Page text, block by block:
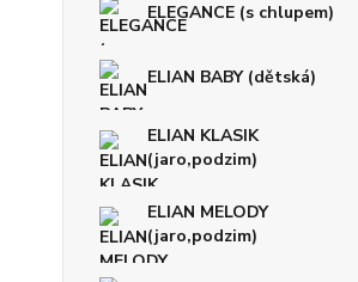
ELEGANCE (s chlupem)
ELIAN BABY (dětská)
ELIAN KLASIK
(jaro,podzim)
ELIAN MELODY
(jaro,podzim)